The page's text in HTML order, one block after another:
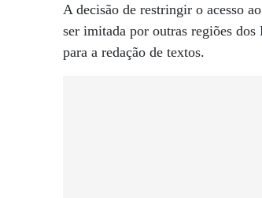
A decisão de restringir o acesso
ser imitada por outras regiões
para a redação de textos.